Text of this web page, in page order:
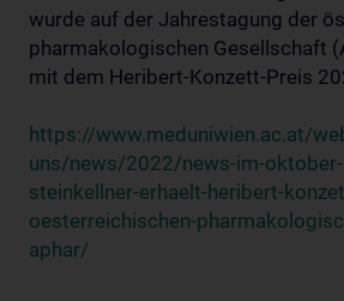
wurde auf der Jahrestagung der
pharmakologischen Gesellschaft
mit dem Heribert-Konzett-Preis
https://www.meduniwien.ac.at/
uns/news/2022/news-im-
steinkellner-erhaelt-heribert-
oesterreichischen-
aphar/